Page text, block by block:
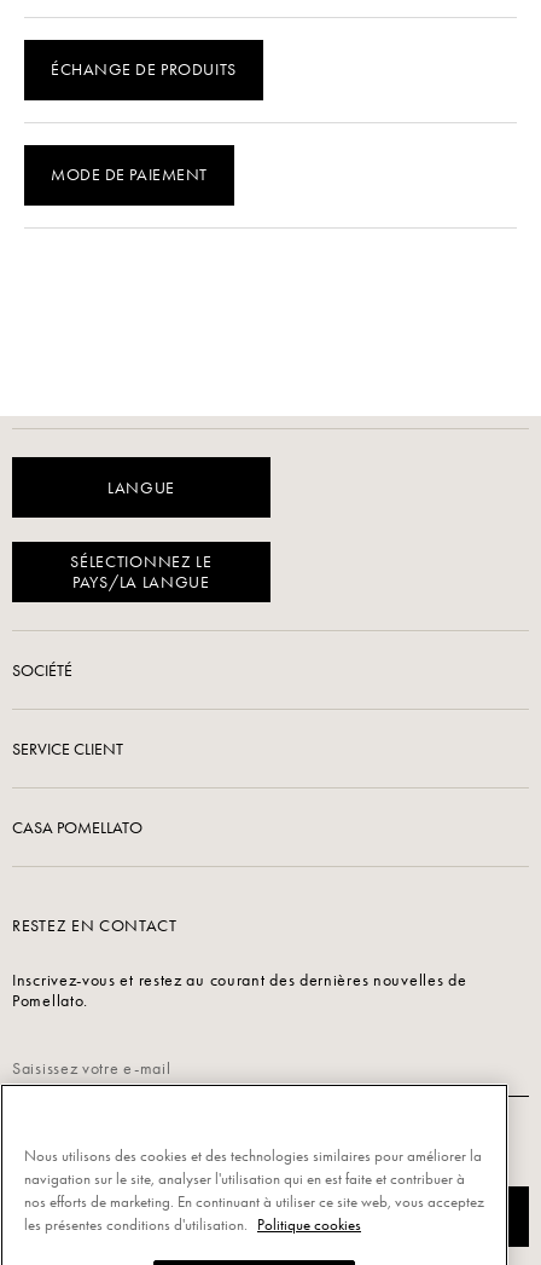
ÉCHANGE DE PRODUITS
MODE DE PAIEMENT
LANGUE
SÉLECTIONNEZ LE
PAYS/LA LANGUE
SOCIÉTÉ
SERVICE CLIENT
CASA POMELLATO
RESTEZ EN CONTACT
Inscrivez-vous et restez au courant des dernières nouvelles de
Pomellato.
Lisez notre Politique de confidentialité pour vous inscrire.
S’INSCRIRE
Nous utilisons des cookies et des technologies similaires pour améliorer la
navigation sur le site, analyser l'utilisation qui en est faite et contribuer à
nos efforts de marketing. En continuant à utiliser ce site web, vous acceptez
les présentes conditions d'utilisation.
Politique cookies